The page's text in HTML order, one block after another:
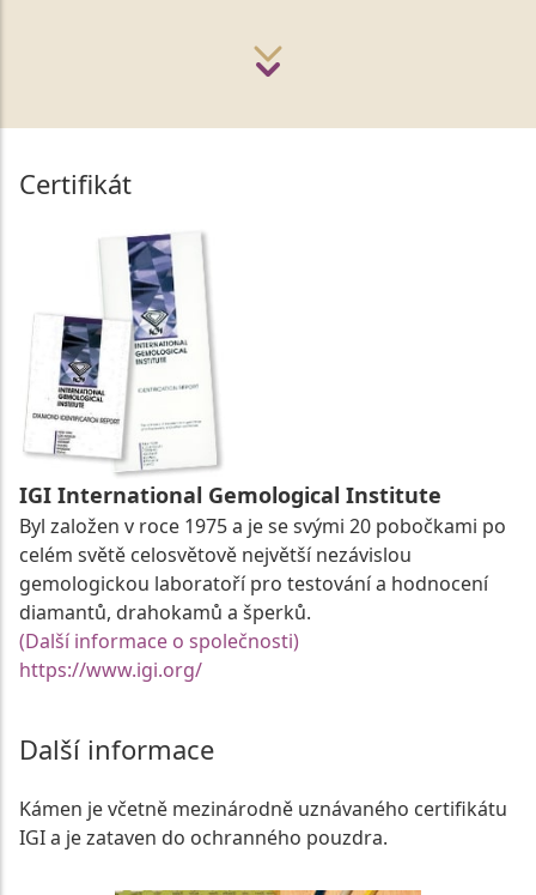
Certifikát
IGI International Gemological Institute
Byl založen v roce 1975 a je se svými 20 pobočkami po
celém světě celosvětově největší nezávislou
gemologickou laboratoří pro testování a hodnocení
diamantů, drahokamů a šperků.
(Další informace o společnosti)
https://www.igi.org/
Další informace
Kámen je včetně mezinárodně uznávaného certifikátu
IGI a je zataven do ochranného pouzdra.